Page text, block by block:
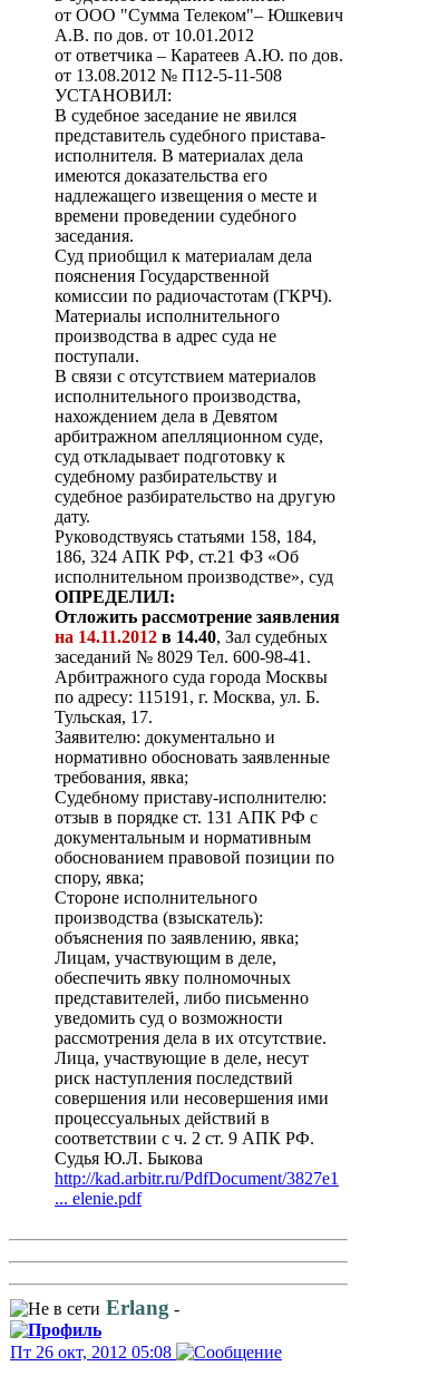
от ООО "Сумма Телеком"– Юшкевич
А.В. по дов. от 10.01.2012
от ответчика – Каратеев А.Ю. по дов.
от 13.08.2012 № П12-5-11-508
УСТАНОВИЛ:
В судебное заседание не явился
представитель судебного пристава-
исполнителя. В материалах дела
имеются доказательства его
надлежащего извещения о месте и
времени проведении судебного
заседания.
Суд приобщил к материалам дела
пояснения Государственной
комиссии по радиочастотам (ГКРЧ).
Материалы исполнительного
производства в адрес суда не
поступали.
В связи с отсутствием материалов
исполнительного производства,
нахождением дела в Девятом
арбитражном апелляционном суде,
суд откладывает подготовку к
судебному разбирательству и
судебное разбирательство на другую
дату.
Руководствуясь статьями 158, 184,
186, 324 АПК РФ, ст.21 ФЗ «Об
исполнительном производстве», суд
ОПРЕДЕЛИЛ:
Отложить рассмотрение заявления
на 14.11.2012 в 14.40, Зал судебных
заседаний № 8029 Тел. 600-98-41.
Арбитражного суда города Москвы
по адресу: 115191, г. Москва, ул. Б.
Тульская, 17.
Заявителю: документально и
нормативно обосновать заявленные
требования, явка;
Судебному приставу-исполнителю:
отзыв в порядке ст. 131 АПК РФ с
документальным и нормативным
обоснованием правовой позиции по
спору, явка;
Стороне исполнительного
производства (взыскатель):
объяснения по заявлению, явка;
Лицам, участвующим в деле,
обеспечить явку полномочных
представителей, либо письменно
уведомить суд о возможности
рассмотрения дела в их отсутствие.
Лица, участвующие в деле, несут
риск наступления последствий
совершения или несовершения ими
процессуальных действий в
соответствии с ч. 2 ст. 9 АПК РФ.
Судья Ю.Л. Быкова
http://kad.arbitr.ru/PdfDocument/3827e1
... elenie.pdf
Erlang -
Пт 26 окт, 2012 05:08